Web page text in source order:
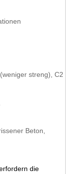
streng), C2
Beton,
die